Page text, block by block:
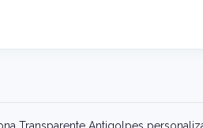
Transparente Antigolpes